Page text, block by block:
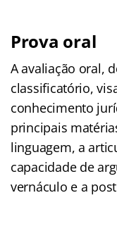
Prova oral
A avaliação oral,
classificatório,
conhecimento
principais
linguagem, a
capacidade de
vernáculo e a